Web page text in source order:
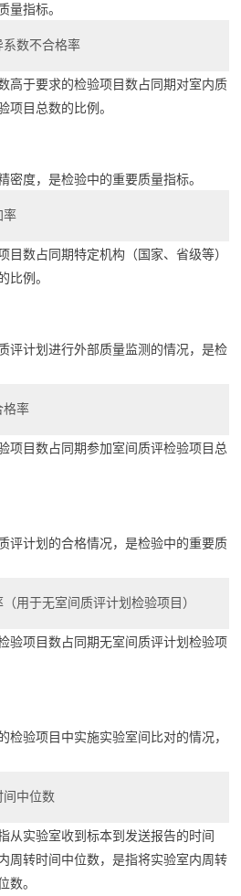
量指标。
系数不合格率
高于要求的检验项目数占同期对室内质
目总数的比例。
度，是检验中的重要质量指标。
率
目数占同期特定机构（国家、省级等）
例。
评计划进行外部质量监测的情况，是检
格率
项目数占同期参加室间质评检验项目总
评计划的合格情况，是检验中的重要质
用于无室间质评计划检验项目）
验项目数占同期无室间质评计划检验项
检验项目中实施实验室间比对的情况，
间中位数
从实验室收到标本到发送报告的时间
周转时间中位数，是指将实验室内周转
。